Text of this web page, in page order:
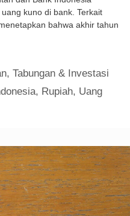
kuno di bank. Terkait
bahwa akhir tahun
,Tabungan & Investasi
, Rupiah, Uang